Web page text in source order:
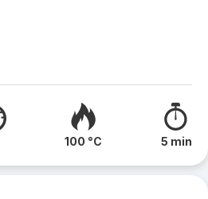
100 °C 5 min